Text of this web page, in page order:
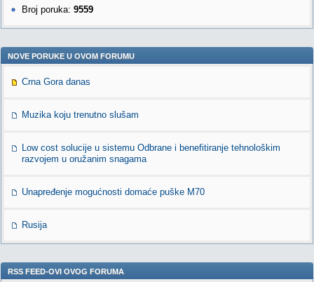
Broj poruka: 9559
NOVE PORUKE U OVOM FORUMU
Crna Gora danas
Muzika koju trenutno slušam
Low cost solucije u sistemu Odbrane i benefitiranje tehnološkim
razvojem u oružanim snagama
Unapređenje mogućnosti domaće puške M70
Rusija
RSS FEED-OVI OVOG FORUMA